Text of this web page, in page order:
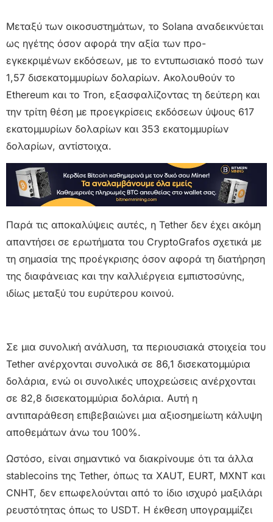
Μεταξύ των οικοσυστημάτων, το Solana αναδεικνύεται
ως ηγέτης όσον αφορά την αξία των προ-
εγκεκριμένων εκδόσεων, με το εντυπωσιακό ποσό των
1,57 δισεκατομμυρίων δολαρίων. Ακολουθούν το
Ethereum και το Tron, εξασφαλίζοντας τη δεύτερη και
την τρίτη θέση με προεγκρίσεις εκδόσεων ύψους 617
εκατομμυρίων δολαρίων και 353 εκατομμυρίων
δολαρίων, αντίστοιχα.
Παρά τις αποκαλύψεις αυτές, η Tether δεν έχει ακόμη
απαντήσει σε ερωτήματα του CryptoGrafos σχετικά με
τη σημασία της προέγκρισης όσον αφορά τη διατήρηση
της διαφάνειας και την καλλιέργεια εμπιστοσύνης,
ιδίως μεταξύ του ευρύτερου κοινού.
Σε μια συνολική ανάλυση, τα περιουσιακά στοιχεία του
Tether ανέρχονται συνολικά σε 86,1 δισεκατομμύρια
δολάρια, ενώ οι συνολικές υποχρεώσεις ανέρχονται
σε 82,8 δισεκατομμύρια δολάρια. Αυτή η
αντιπαράθεση επιβεβαιώνει μια αξιοσημείωτη κάλυψη
αποθεμάτων άνω του 100%.
Ωστόσο, είναι σημαντικό να διακρίνουμε ότι τα άλλα
stablecoins της Tether, όπως τα XAUT, EURT, MXNT και
CNHT, δεν επωφελούνται από το ίδιο ισχυρό μαξιλάρι
ρευστότητας όπως το USDT. Η έκθεση υπογραμμίζει